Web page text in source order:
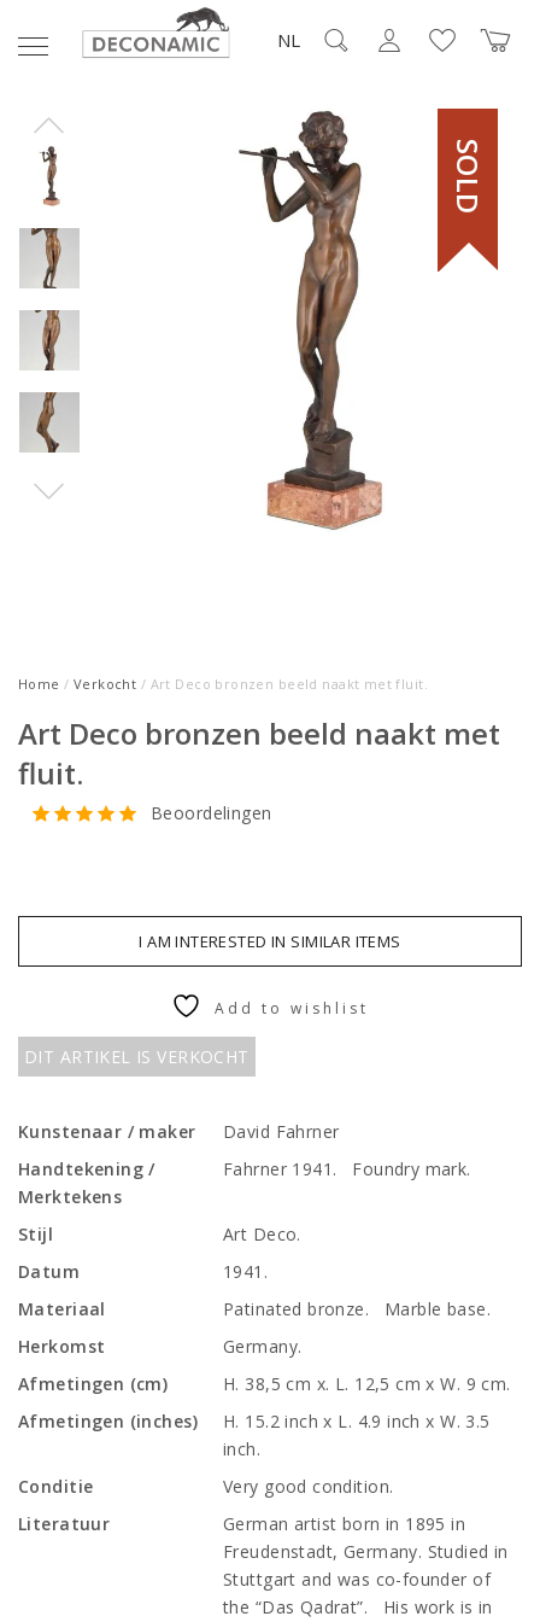
NL
SOLD
Home / Verkocht / Art Deco bronzen beeld naakt met fluit.
Art Deco bronzen beeld naakt met
fluit.
Beoordelingen
I AM INTERESTED IN SIMILAR ITEMS
DIT ARTIKEL IS VERKOCHT
Add to wishlist
Kunstenaar / maker
David Fahrner
Handtekening /
Merktekens
Fahrner 1941. Foundry mark.
Stijl
Art Deco.
Datum
1941.
Materiaal
Patinated bronze. Marble base.
Herkomst
Germany.
Afmetingen (cm)
H. 38,5 cm x. L. 12,5 cm x W. 9 cm.
Afmetingen (inches)
H. 15.2 inch x L. 4.9 inch x W. 3.5
inch.
Conditie
Very good condition.
Literatuur
German artist born in 1895 in
Freudenstadt, Germany. Studied in
Stuttgart and was co-founder of
the “Das Qadrat”. His work is in